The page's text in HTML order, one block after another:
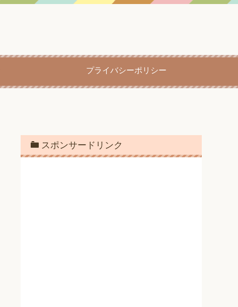
プライバシーポリシー
スポンサードリンク